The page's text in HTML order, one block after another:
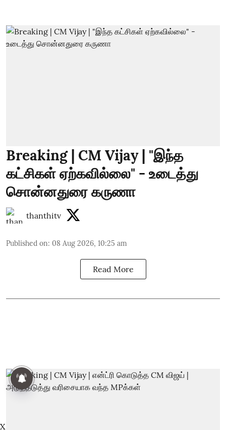
Breaking | CM Vijay | "இந்த
கட்சிகள் ஏற்கவில்லை" - உடைத்து
சொன்னதுரை கருணா
thanthitv
Published on: 08 Aug 2026, 10:25 am
Read More
X